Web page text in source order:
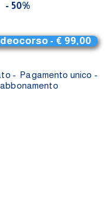
- 50%
- € 99,00
- Pagamento unico -